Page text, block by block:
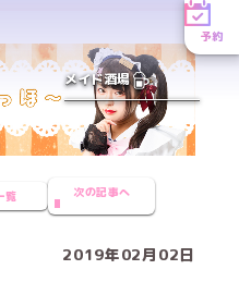
予約
メイド酒場
覧 次の記事へ
2019年02月02日